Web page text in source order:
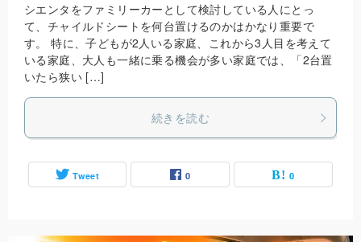
シエンタをファミリーカーとして検討している人にとっ
て、チャイルドシートを何台置けるのかはかなり重要で
す。 特に、子どもが2人いる家庭、これから3人目を考えて
いる家庭、大人も一緒に乗る機会が多い家庭では、「2台置
いたら狭い […]
続きを読む
Tweet 0 0